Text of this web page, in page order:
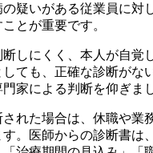
の疑いがある従業員に対
とが重要です。
しにくく、本人が自覚
ても、正確な診断がな
家による判断を仰ぎま
れた場合は、休職や業
。医師からの診断書は